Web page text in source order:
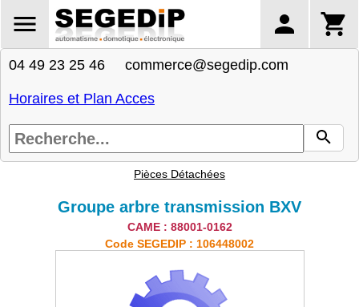
04 49 23 25 46 commerce@segedip.com
Horaires et Plan Acces
Pièces Détachées
Groupe arbre transmission BXV
CAME : 88001-0162
Code SEGEDIP : 106448002